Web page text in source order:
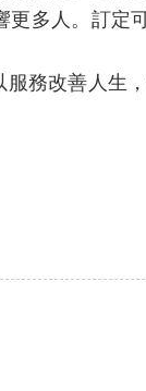
更多人。訂定
務改善人生